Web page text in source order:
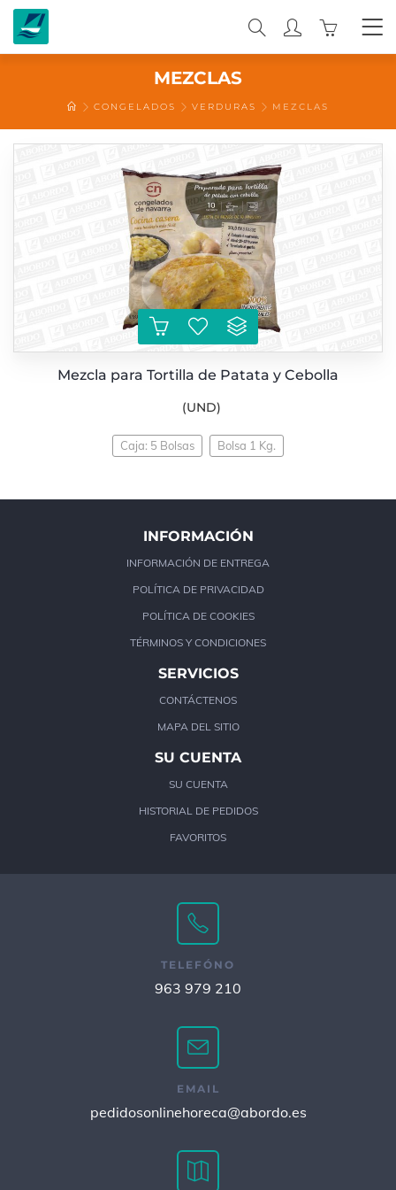
MEZCLAS
CONGELADOS VERDURAS MEZCLAS
Mezcla para Tortilla de Patata y Cebolla
(UND)
Caja: 5 Bolsas Bolsa 1 Kg.
INFORMACIÓN
INFORMACIÓN DE ENTREGA
POLÍTICA DE PRIVACIDAD
POLÍTICA DE COOKIES
TÉRMINOS Y CONDICIONES
SERVICIOS
CONTÁCTENOS
MAPA DEL SITIO
SU CUENTA
SU CUENTA
HISTORIAL DE PEDIDOS
FAVORITOS
TELEFÓNO
963 979 210
EMAIL
pedidosonlinehoreca@abordo.es